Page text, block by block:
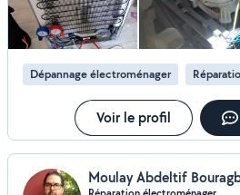
Dépannage électroménager
Voir le profil